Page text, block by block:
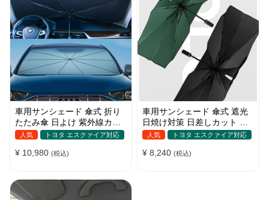
車用サンシェード 傘式 折り
たたみ傘 日よけ 紫外線カッ
ト 車保護 車種汎用 収納便利
人気 トヨタ エスクァイア対応
¥ 10,980 (税込)
車用サンシェード 傘式 遮光
日焼け対策 日差しカット 断
熱 遮光 窓ガラスブレーカー
バッグ付き 便利グッズ 環境
人気 トヨタ エスクァイア対応
¥ 8,240 (税込)